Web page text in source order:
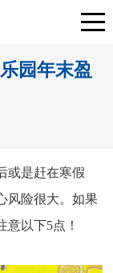
园年末盈
或是赶在寒假
风险很大。如果
以下5点！